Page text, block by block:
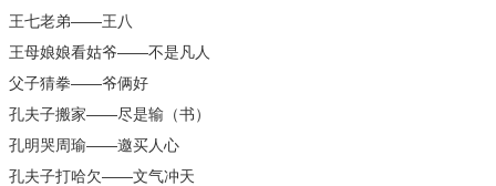
王七老弟——王八
王母娘娘看姑爷——不是凡人
父子猜拳——爷俩好
孔夫子搬家——尽是输（书）
孔明哭周瑜——邀买人心
孔夫子打哈欠——文气冲天